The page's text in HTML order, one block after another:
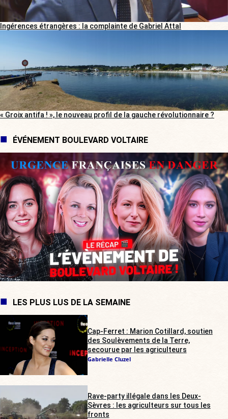
Ingérences étrangères : la complainte de Gabriel Attal
« Groix antifa ! », le nouveau profil de la gauche révolutionnaire ?
ÉVÉNEMENT BOULEVARD VOLTAIRE
LES PLUS LUS DE LA SEMAINE
Cap-Ferret : Marion Cotillard, soutien
des Soulèvements de la Terre,
secourue par les agriculteurs
Gabrielle Cluzel
Rave-party illégale dans les Deux-
Sèvres : les agriculteurs sur tous les
fronts